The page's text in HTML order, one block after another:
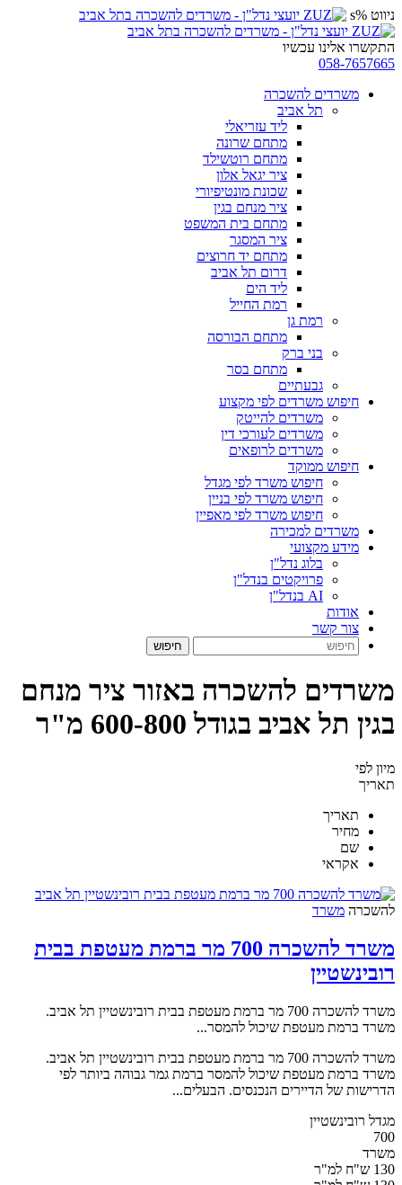
ניווט %s
התקשרו אלינו עכשיו
058-7657665
משרדים להשכרה
תל אביב
ליד עזריאלי
מתחם שרונה
מתחם רוטשילד
ציר יגאל אלון
שכונת מונטיפיורי
ציר מנחם בגין
מתחם בית המשפט
ציר המסגר
מתחם יד חרוצים
דרום תל אביב
ליד הים
רמת החייל
רמת גן
מתחם הבורסה
בני ברק
מתחם בסר
גבעתיים
חיפוש משרדים לפי מקצוע
משרדים להייטק
משרדים לעורכי דין
משרדים לרופאים
חיפוש ממוקד
חיפוש משרד לפי מגדל
חיפוש משרד לפי בניין
חיפוש משרד לפי מאפיין
משרדים למכירה
מידע מקצועי
בלוג נדל"ן
פרויקטים בנדל"ן
AI בנדל"ן
אודות
צור קשר
משרדים להשכרה באזור ציר מנחם
בגין תל אביב בגודל 600-800 מ"ר
מיון לפי
תאריך
תאריך
מחיר
שם
אקראי
להשכרה משרד
משרד להשכרה 700 מר ברמת מעטפת בבית
רובינשטיין
משרד להשכרה 700 מר ברמת מעטפת בבית רובינשטיין תל אביב.
משרד ברמת מעטפת שיכול להמסר...
משרד להשכרה 700 מר ברמת מעטפת בבית רובינשטיין תל אביב.
משרד ברמת מעטפת שיכול להמסר ברמת גמר גבוהה ביותר לפי
הדרישות של הדיירים הנכנסים. הבעלים...
מגדל רובינשטיין
700
משרד
130 ש"ח למ"ר